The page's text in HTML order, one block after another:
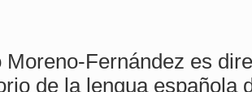
Moreno-Fernández es
de la lengua española